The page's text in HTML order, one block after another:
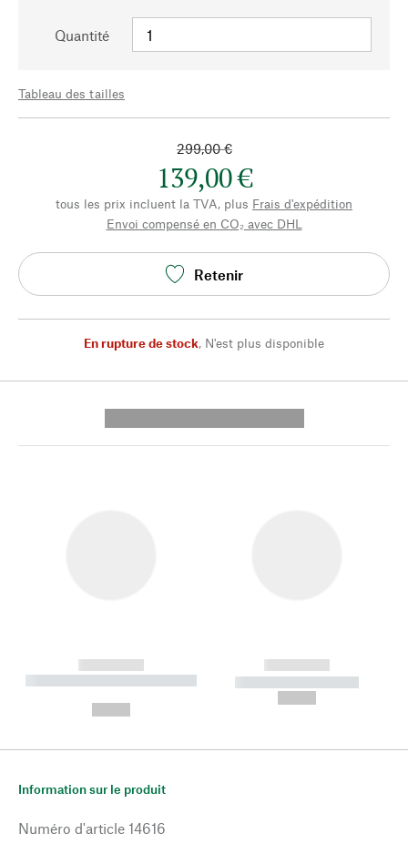
Quantité
Tableau des tailles
299,00 €
139,00 €
tous les prix incluent la TVA, plus Frais d'expédition
Envoi compensé en CO₂ avec DHL
Retenir
En rupture de stock, N'est plus disponible
------------
----------- ----------- --------
------------
----------- -----------
Information sur le produit
Numéro d'article 14616